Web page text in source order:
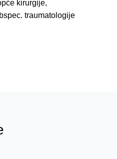
kirurgije,
traumatologije